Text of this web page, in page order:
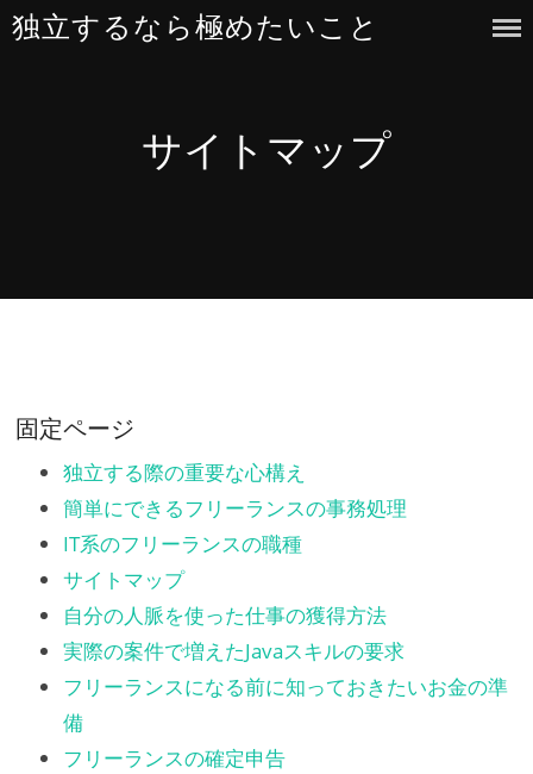
Skip
独立するなら極めたいこと
サイトマップ
固定ページ
独立する際の重要な心構え
簡単にできるフリーランスの事務処理
IT系のフリーランスの職種
サイトマップ
自分の人脈を使った仕事の獲得方法
実際の案件で増えたJavaスキルの要求
フリーランスになる前に知っておきたいお金の準
備
フリーランスの確定申告